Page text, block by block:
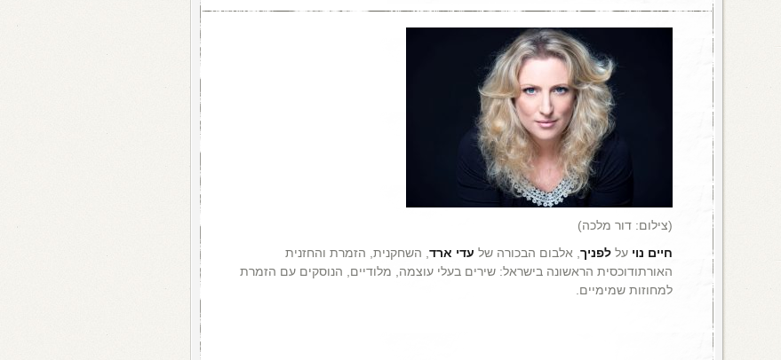
(צילום: דור מלכה)
חיים נוי על לפניך , אלבום הבכורה של עדי ארד , השחקנית, הזמרת והחזנית
האורתודוכסית הראשונה בישראל: שירים בעלי עוצמה, מלודיים, הנוסקים עם הזמרת
למחוזות שמימיים.